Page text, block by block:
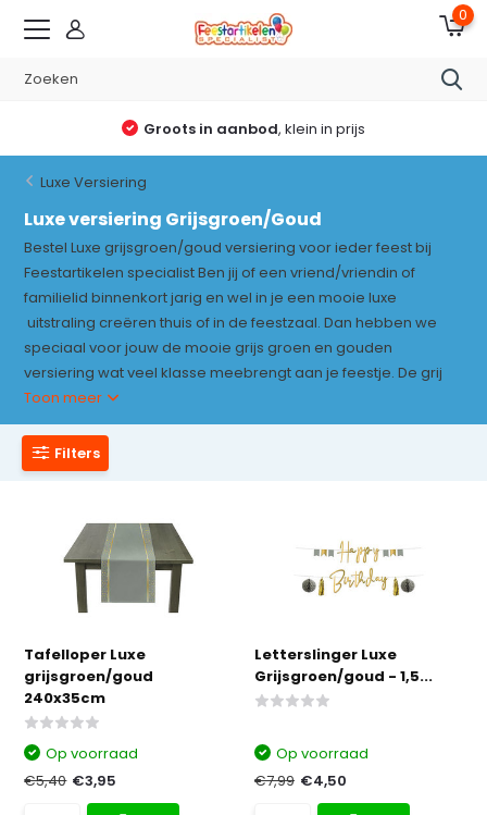
0
Altijd reden voor een feestje
Luxe Versiering
Luxe versiering Grijsgroen/Goud
Bestel Luxe grijsgroen/goud versiering voor ieder feest bij
Feestartikelen specialist Ben jij of een vriend/vriendin of
familielid binnenkort jarig en wel in je een mooie luxe
uitstraling creëren thuis of in de feestzaal. Dan hebben we
speciaal voor jouw de mooie grijs groen en gouden
versiering wat veel klasse meebrengt aan je feestje. De grij
Toon meer
Filters
Tafelloper Luxe
grijsgroen/goud
240x35cm
Op voorraad
€5,40 €3,95
Letterslinger Luxe
Grijsgroen/goud - 1,5...
Op voorraad
€7,99 €4,50